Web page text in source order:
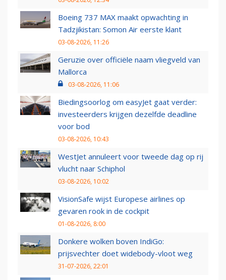
Boeing 737 MAX maakt opwachting in
Tadzjikistan: Somon Air eerste klant
03-08-2026, 11:26
Geruzie over officiële naam vliegveld van
Mallorca
03-08-2026, 11:06
Biedingsoorlog om easyJet gaat verder:
investeerders krijgen dezelfde deadline
voor bod
03-08-2026, 10:43
WestJet annuleert voor tweede dag op rij
vlucht naar Schiphol
03-08-2026, 10:02
VisionSafe wijst Europese airlines op
gevaren rook in de cockpit
01-08-2026, 8:00
Donkere wolken boven IndiGo:
prijsvechter doet widebody-vloot weg
31-07-2026, 22:01